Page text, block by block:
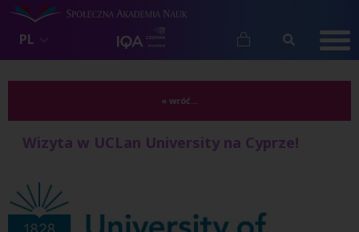
PL
« wróć...
Wizyta w UCLan University na Cyprze!